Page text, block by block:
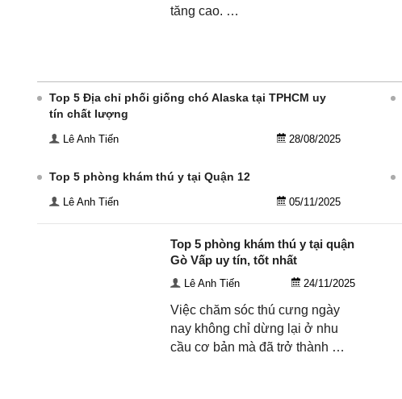
tăng cao. …
Top 5 Địa chỉ phối giống chó Alaska tại TPHCM uy
tín chất lượng
Lê Anh Tiến 28/08/2025
Top 5 phòng khám thú y tại Quận 12
Lê Anh Tiến 05/11/2025
Top 5 phòng khám thú y tại quận
Gò Vấp uy tín, tốt nhất
Lê Anh Tiến 24/11/2025
Việc chăm sóc thú cưng ngày
nay không chỉ dừng lại ở nhu
cầu cơ bản mà đã trở thành …